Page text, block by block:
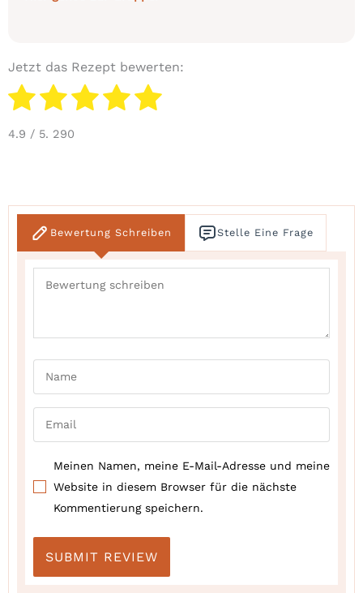
Jetzt das Rezept bewerten:
4.9 / 5. 290
Bewertung Schreiben Stelle Eine Frage
Meinen Namen, meine E-Mail-Adresse und meine
Website in diesem Browser für die nächste
Kommentierung speichern.